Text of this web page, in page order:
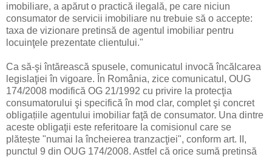
imobiliare, a apărut o practică ilegală, pe care niciun
consumator de servicii imobiliare nu trebuie să o accepte:
taxa de vizionare pretinsă de agentul imobiliar pentru
locuinţele prezentate clientului."
Ca să-şi întărească spusele, comunicatul invocă încălcarea
legislaţiei în vigoare. În România, zice comunicatul, OUG
174/2008 modifică OG 21/1992 cu privire la protecţia
consumatorului şi specifică în mod clar, complet şi concret
obligațiile agentului imobiliar faţă de consumator. Una dintre
aceste obligaţii este referitoare la comisionul care se
plătește "numai la încheierea tranzacţiei", conform art. II,
punctul 9 din OUG 174/2008. Astfel că orice sumă pretinsă